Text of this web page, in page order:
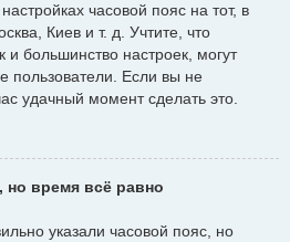
часовой пояс на тот, в
Киев и т. д. Учтите, что
и большинство настроек, могут
пользователи. Если вы не
удачный момент сделать это.
но время всё равно
указали часовой пояс, но